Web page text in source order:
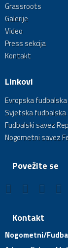
Grassroots
Galerije
Video
Press sekcija
Kontakt
Linkovi
Evropska fudbalska
Svjetska fudbalska
Fudbalski savez
Nogometni savez
Povežite se
Kontakt
Nogometni/